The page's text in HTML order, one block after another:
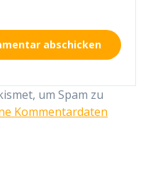
um Spam zu
Kommentardaten